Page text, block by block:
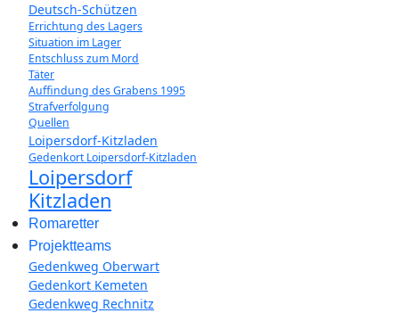
Deutsch-Schützen
Errichtung des Lagers
Situation im Lager
Entschluss zum Mord
Täter
Auffindung des Grabens 1995
Strafverfolgung
Quellen
Loipersdorf-Kitzladen
Gedenkort Loipersdorf-Kitzladen
Loipersdorf
Kitzladen
Romaretter
Projektteams
Gedenkweg Oberwart
Gedenkort Kemeten
Gedenkweg Rechnitz